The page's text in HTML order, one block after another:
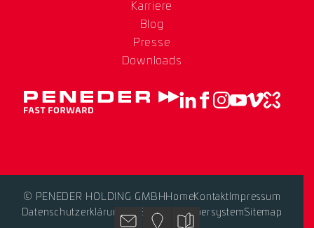
KontaktStandorte
Blog
Karriere
Blog
Presse
Downloads
© PENEDER HOLDING GMBHHomeKontakt Impressum
DatenschutzerklärungAGB HinweisgebersystemSitemap